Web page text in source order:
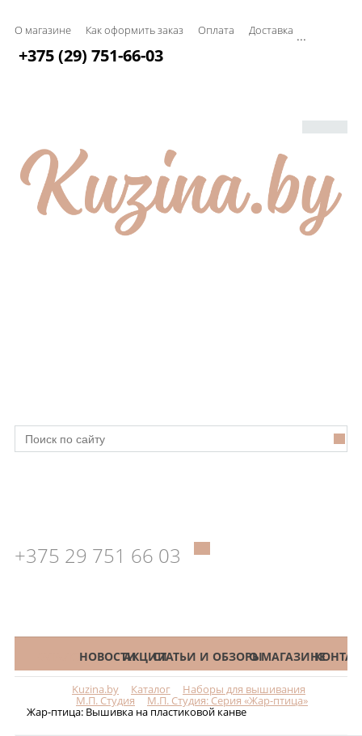
О магазине Как оформить заказ Оплата Доставка ...
+375 (29) 751-66-03
+375 29 751 66 03
КАТАЛОГНОВОСТИАКЦИИСТАТЬИ И ОБЗОРЫО МАГАЗИНЕ
Kuzina.by Каталог Наборы для вышивания
М.П. Студия М.П. Студия: Серия «Жар-птица»
Жар-птица: Вышивка на пластиковой канве